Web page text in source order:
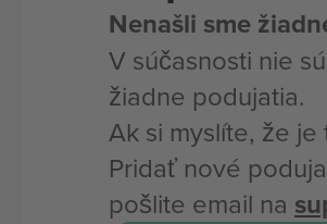
Nenašli sme
V súčasnosti nie
žiadne podujatia.
Ak si myslíte, že
Pridať nové
pošlite email na